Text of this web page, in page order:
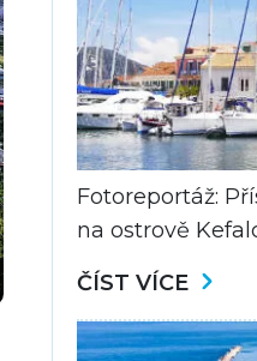
Fotoreportáž:
na ostrově
ČÍST VÍCE